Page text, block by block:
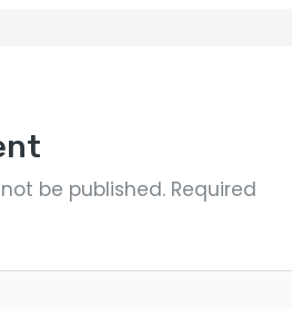
be published. Required